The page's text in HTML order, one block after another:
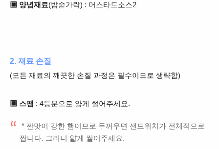
▣ 양념재료(밥숟가락) : 머스타드소스2
2. 재료 손질
(모든 재료의 깨끗한 손질 과정은 필수이므로 생략함)
▣ 스팸 : 4등분으로 얇게 썰어주세요.
* 짠맛이 강한 햄이므로 두꺼우면 샌드위치가 전체적으로
짭니다. 그러니 얇게 썰어주세요.